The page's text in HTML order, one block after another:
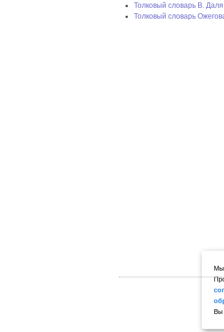
Толковый словарь В. Даля
Толковый словарь
Мы
Вы